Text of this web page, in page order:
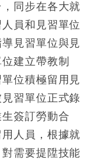
同步在各大就
員和見習單位
見習單位與見
建立帶教制
位積極留用見
習單位正式錄
簽訂勞動合
人員，根據就
需要提陞技能